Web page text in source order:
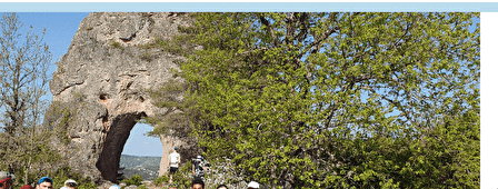
Exporter les lignes sélectionnées
Exporter toutes les colonnes
Exporter uniquement les colonnes affichées
Menu
<
>